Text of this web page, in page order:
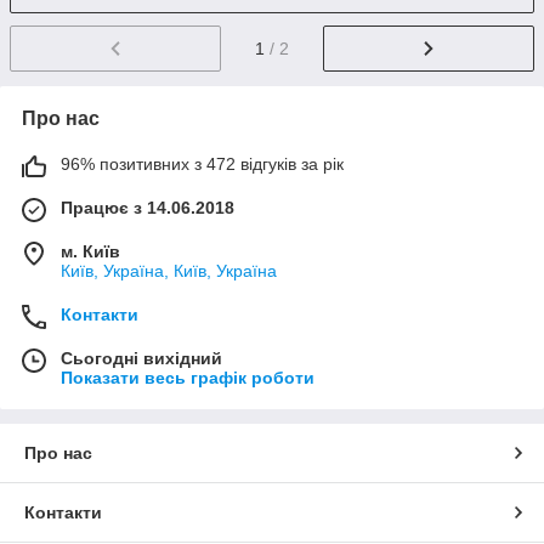
1 / 2
Про нас
96% позитивних з 472 відгуків за рік
Працює з 14.06.2018
м. Київ
Київ, Україна, Київ, Україна
Контакти
Сьогодні вихідний
Показати весь графік роботи
Про нас
Контакти